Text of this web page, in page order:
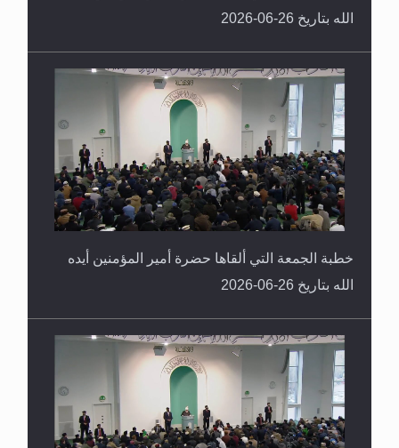
الله بتاريخ 26-06-2026
خطبة الجمعة التي ألقاها حضرة أمير المؤمنين أيده
الله بتاريخ 26-06-2026